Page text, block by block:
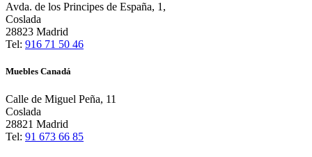
Avda. de los Principes de España, 1,
Coslada
28823 Madrid
Tel: 916 71 50 46
Muebles Canadá
Calle de Miguel Peña, 11
Coslada
28821 Madrid
Tel: 91 673 66 85